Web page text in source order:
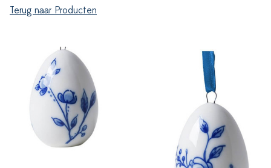
Terug naar Producten